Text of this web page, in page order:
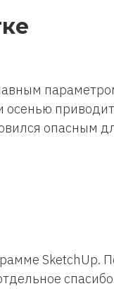
опасным
SketchUp.